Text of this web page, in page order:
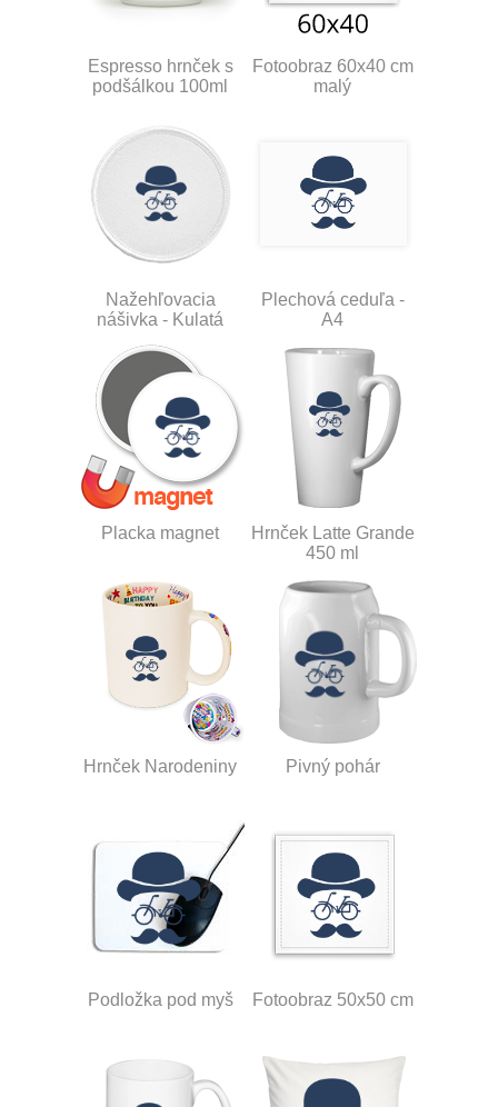
Espresso hrnček s
podšálkou 100ml
Fotoobraz 60x40 cm
malý
Nažehľovacia
nášivka - Kulatá
Plechová ceduľa -
A4
Placka magnet
Hrnček Latte Grande
450 ml
Hrnček Narodeniny Pivný pohár
Podložka pod myš Fotoobraz 50x50 cm